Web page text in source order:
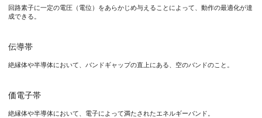
回路素子に一定の電圧（電位）をあらかじめ与えることによって、動作の最適化が達
成できる。
伝導帯
絶縁体や半導体において、バンドギャップの直上にある、空のバンドのこと。
価電子帯
絶縁体や半導体において、電子によって満たされたエネルギーバンド。